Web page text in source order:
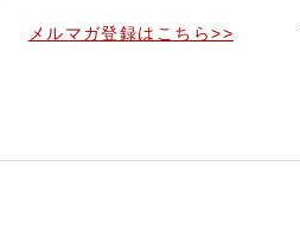
メルマガ登録はこちら>>